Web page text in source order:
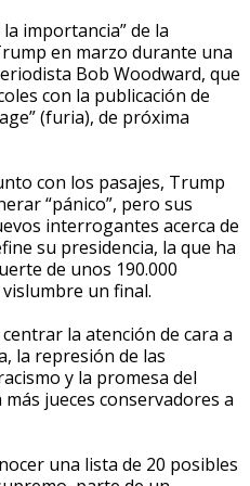
importancia” de la
en marzo durante una
Bob Woodward, que
con la publicación de
(furia), de próxima
con los pasajes, Trump
“pánico”, pero sus
interrogantes acerca de
su presidencia, la que ha
de unos 190.000
un final.
la atención de cara a
la represión de las
y la promesa del
jueces conservadores a
una lista de 20 posibles